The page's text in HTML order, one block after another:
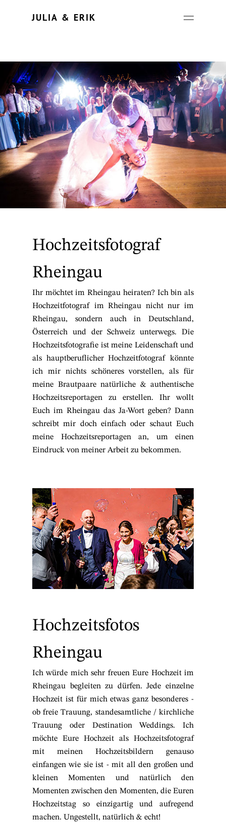
JULIA & ERIK
Hochzeitsfotograf
Rheingau
Ihr möchtet im Rheingau heiraten? Ich bin als
Hochzeitfotograf im Rheingau nicht nur im
Rheingau, sondern auch in Deutschland,
Österreich und der Schweiz unterwegs. Die
Hochzeitsfotografie ist meine Leidenschaft und
als hauptberuflicher Hochzeitfotograf könnte
ich mir nichts schöneres vorstellen, als für
meine Brautpaare natürliche & authentische
Hochzeitsreportagen zu erstellen. Ihr wollt
Euch im Rheingau das Ja-Wort geben? Dann
schreibt mir doch einfach oder schaut Euch
meine Hochzeitsreportagenan, um einen
Eindruck von meiner Arbeit zu bekommen.
Hochzeitsfotos
Rheingau
Ich würde mich sehr freuen Eure Hochzeit im
Rheingau begleiten zu dürfen. Jede einzelne
Hochzeit ist für mich etwas ganz besonderes -
ob freie Trauung, standesamtliche / kirchliche
Trauung oder Destination Weddings. Ich
möchte Eure Hochzeit als Hochzeitsfotograf
mit meinen Hochzeitsbildern genauso
einfangen wie sie ist - mit all den großen und
kleinen Momenten und natürlich den
Momenten zwischen den Momenten, die Euren
Hochzeitstag so einzigartig und aufregend
machen. Ungestellt, natürlich & echt!